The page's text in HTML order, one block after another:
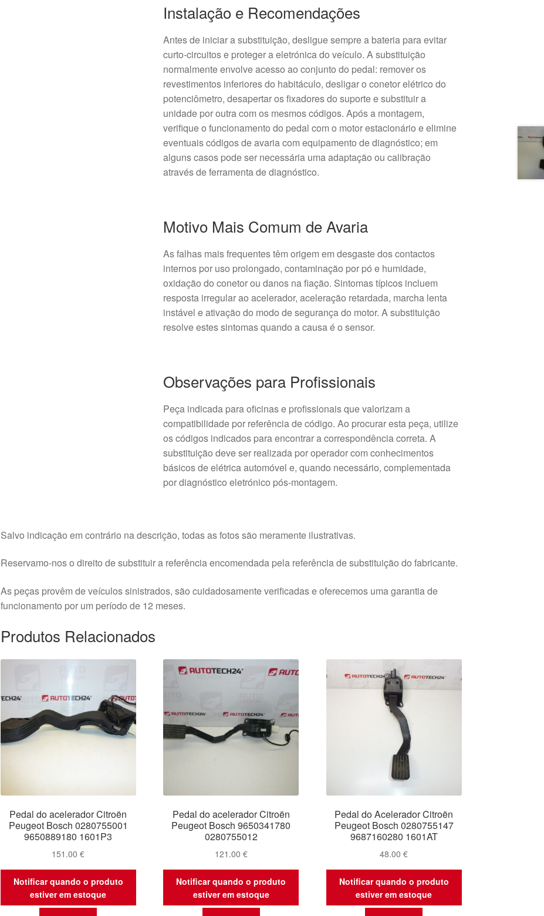
Instalação e Recomendações
Antes de iniciar a substituição, desligue sempre a bateria para evitar
curto-circuitos e proteger a eletrónica do veículo. A substituição
normalmente envolve acesso ao conjunto do pedal: remover os
revestimentos inferiores do habitáculo, desligar o conetor elétrico do
potenciômetro, desapertar os fixadores do suporte e substituir a
unidade por outra com os mesmos códigos. Após a montagem,
verifique o funcionamento do pedal com o motor estacionário e elimine
eventuais códigos de avaria com equipamento de diagnóstico; em
alguns casos pode ser necessária uma adaptação ou calibração
através de ferramenta de diagnóstico.
Motivo Mais Comum de Avaria
As falhas mais frequentes têm origem em desgaste dos contactos
internos por uso prolongado, contaminação por pó e humidade,
oxidação do conetor ou danos na fiação. Sintomas típicos incluem
resposta irregular ao acelerador, aceleração retardada, marcha lenta
instável e ativação do modo de segurança do motor. A substituição
resolve estes sintomas quando a causa é o sensor.
Observações para Profissionais
Peça indicada para oficinas e profissionais que valorizam a
compatibilidade por referência de código. Ao procurar esta peça, utilize
os códigos indicados para encontrar a correspondência correta. A
substituição deve ser realizada por operador com conhecimentos
básicos de elétrica automóvel e, quando necessário, complementada
por diagnóstico eletrónico pós-montagem.
Salvo indicação em contrário na descrição, todas as fotos são meramente ilustrativas.
Reservamo-nos o direito de substituir a referência encomendada pela referência de substituição do fabricante.
As peças provêm de veículos sinistrados, são cuidadosamente verificadas e oferecemos uma garantia de
funcionamento por um período de 12 meses.
Produtos Relacionados
Pedal do acelerador Citroën
Peugeot Bosch 0280755001
9650889180 1601P3
151.00€
Notificar quando o produto
estiver em estoque
Pedal do acelerador Citroën
Peugeot Bosch 9650341780
0280755012
121.00 €
Notificar quando o produto
estiver em estoque
Pedal do Acelerador Citroën
Peugeot Bosch 0280755147
9687160280 1601AT
48.00€
Notificar quando o produto
estiver em estoque